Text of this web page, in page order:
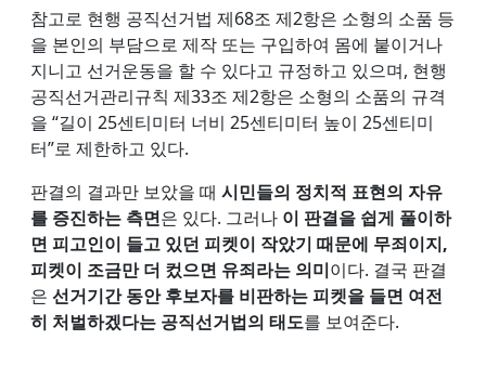
참고로 현행 공직선거법 제68조 제2항은 소형의 소품 등
을 본인의 부담으로 제작 또는 구입하여 몸에 붙이거나
지니고 선거운동을 할 수 있다고 규정하고 있으며, 현행
공직선거관리규칙 제33조 제2항은 소형의 소품의 규격
을 “길이 25센티미터 너비 25센티미터 높이 25센티미
터”로 제한하고 있다.
판결의 결과만 보았을 때 시민들의 정치적 표현의 자유
를 증진하는 측면은 있다. 그러나 이 판결을 쉽게 풀이하
면 피고인이 들고 있던 피켓이 작았기 때문에 무죄이지,
피켓이 조금만 더 컸으면 유죄라는 의미이다. 결국 판결
은 선거기간 동안 후보자를 비판하는 피켓을 들면 여전
히 처벌하겠다는 공직선거법의 태도를 보여준다.